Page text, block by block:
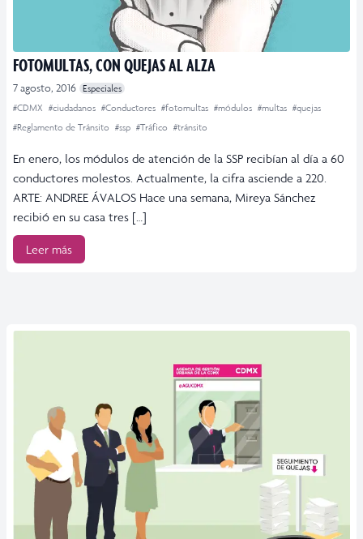
FOTOMULTAS, CON QUEJAS AL ALZA
7 agosto, 2016 Especiales
#CDMX #ciudadanos #Conductores #fotomultas #módulos #multas #quejas
#Reglamento de Tránsito #ssp #Tráfico #tránsito
En enero, los módulos de atención de la SSP recibían al día a 60
conductores molestos. Actualmente, la cifra asciende a 220.
ARTE: ANDREE ÁVALOS Hace una semana, Mireya Sánchez
recibió en su casa tres […]
Leer más